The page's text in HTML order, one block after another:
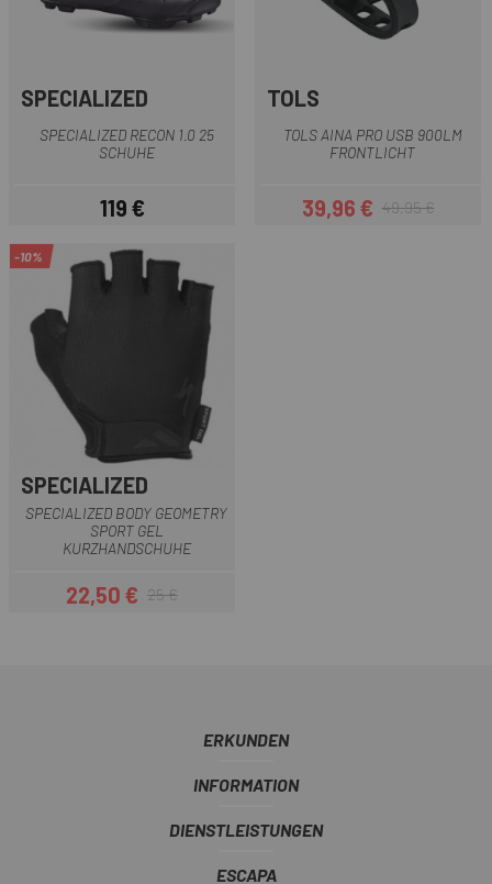
SPECIALIZED
SPECIALIZED RECON 1.0 25
SCHUHE
Preis
119 €
TOLS
TOLS AINA PRO USB 900LM
FRONTLICHT
Preis
39,96 €Regulärer Preis
49,95 €
-10%
SPECIALIZED
SPECIALIZED BODY GEOMETRY
SPORT GEL
KURZHANDSCHUHE
Preis
22,50 €Regulärer Preis
25 €
ERKUNDEN
INFORMATION
DIENSTLEISTUNGEN
ESCAPA